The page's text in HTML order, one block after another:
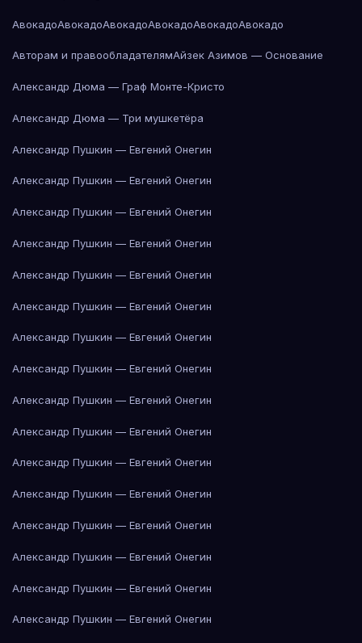
АвокадоАвокадоАвокадоАвокадоАвокадоАвокадо
Авторам и правообладателямАйзек Азимов — Основание
Александр Дюма — Граф Монте-Кристо
Александр Дюма — Три мушкетёра
Александр Пушкин — Евгений Онегин
Александр Пушкин — Евгений Онегин
Александр Пушкин — Евгений Онегин
Александр Пушкин — Евгений Онегин
Александр Пушкин — Евгений Онегин
Александр Пушкин — Евгений Онегин
Александр Пушкин — Евгений Онегин
Александр Пушкин — Евгений Онегин
Александр Пушкин — Евгений Онегин
Александр Пушкин — Евгений Онегин
Александр Пушкин — Евгений Онегин
Александр Пушкин — Евгений Онегин
Александр Пушкин — Евгений Онегин
Александр Пушкин — Евгений Онегин
Александр Пушкин — Евгений Онегин
Александр Пушкин — Евгений Онегин